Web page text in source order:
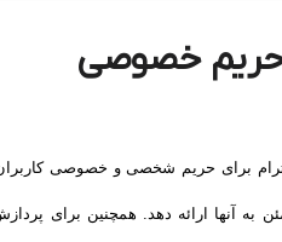
خصوصی
برای حریم شخصی و خصوصی کاربران
به آنها ارائه دهد. همچنین برای